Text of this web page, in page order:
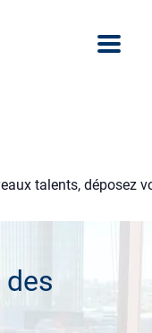
talents, déposez